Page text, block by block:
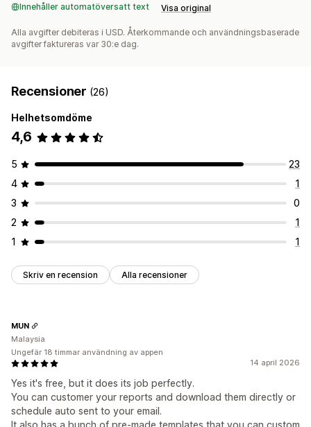
Innehåller automatöversatt text Visa original
Alla avgifter debiteras i USD. Återkommande och användningsbaserade
avgifter faktureras var 30:e dag.
Recensioner (26)
Helhetsomdöme
4,6
5
23
4
1
3
0
2
1
1
1
Skriv en recension Alla recensioner
14 april 2026
Yes it's free, but it does its job perfectly.
You can customer your reports and download them directly or
schedule auto sent to your email.
MUN
Malaysia
Ungefär 18 timmar användning av appen